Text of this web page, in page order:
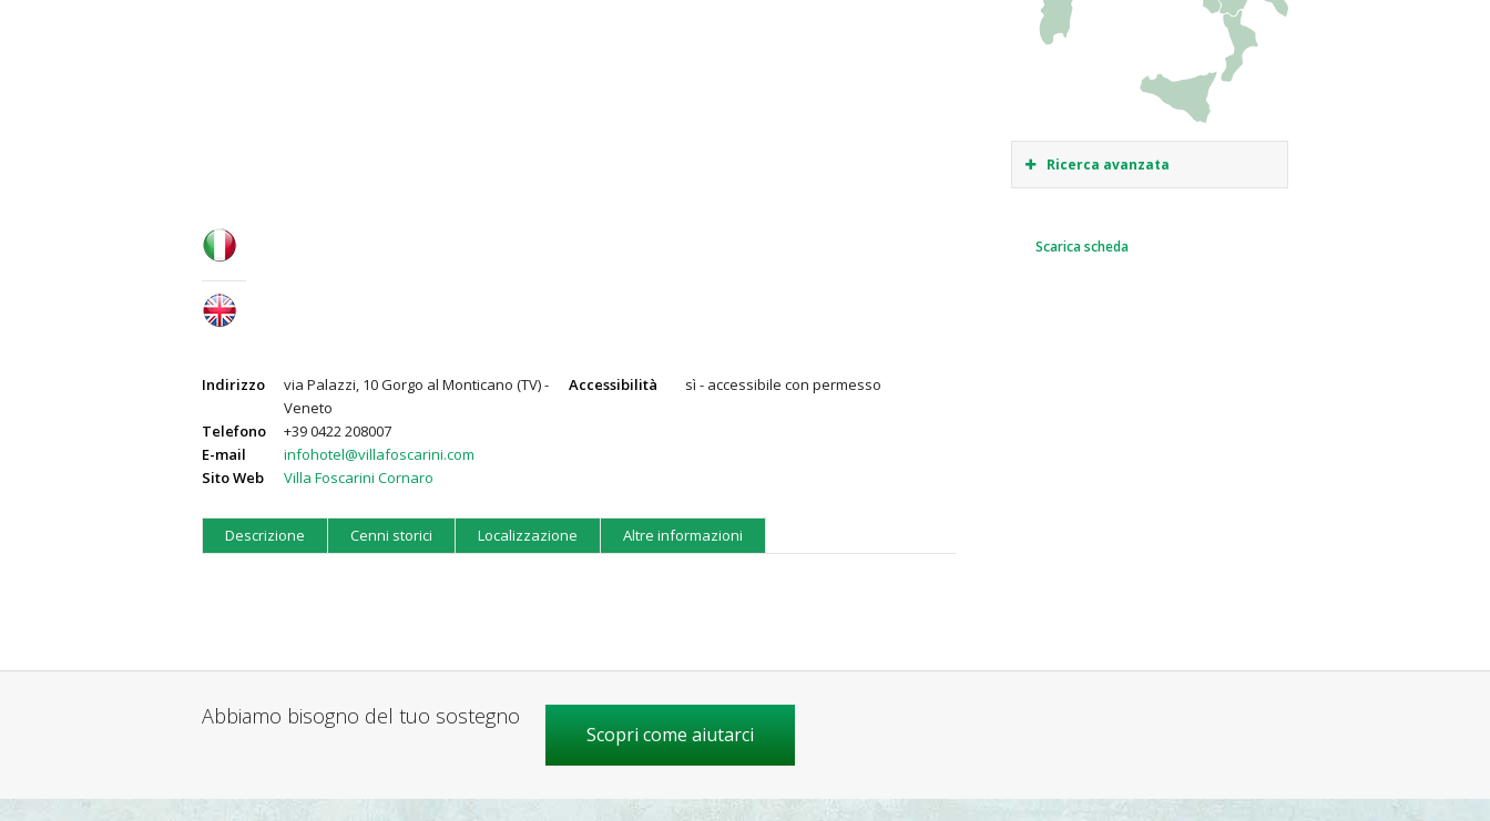
Indirizzo
via Palazzi, 10 Gorgo al Monticano (TV) -
Veneto
Accessibilità sì - accessibile con permesso
Telefono
+39 0422 208007
E-mail
infohotel@villafoscarini.com
Sito Web
Villa Foscarini Cornaro
Descrizione Cenni storici Localizzazione Altre informazioni
Ricerca avanzata
Scarica scheda
Abbiamo bisogno del tuo sostegno
Scopri come aiutarci